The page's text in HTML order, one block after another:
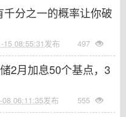
分之一的概率让你破
15 08:55:31 发布 497
2月加息50个基点，3
08 06:11:35发布 555